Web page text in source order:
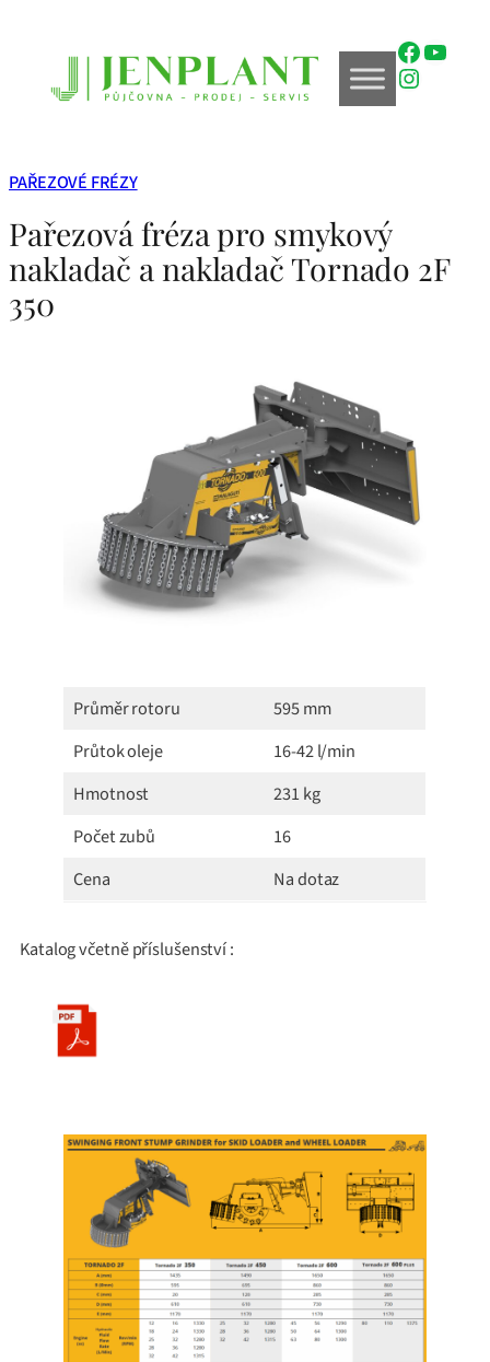
PAŘEZOVÉ FRÉZY
Pařezová fréza pro smykový
nakladač a nakladač Tornado 2F
350
Průměr rotoru
595 mm
Průtok oleje
16-42 l/min
Hmotnost
231 kg
Počet zubů
16
Cena
Na dotaz
Katalog včetně příslušenství :